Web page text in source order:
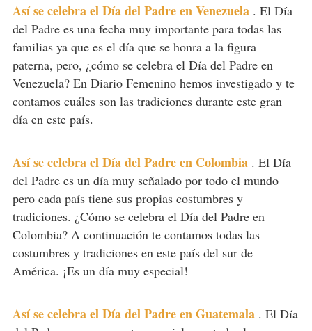
Así se celebra el Día del Padre en Venezuela . El Día
del Padre es una fecha muy importante para todas las
familias ya que es el día que se honra a la figura
paterna, pero, ¿cómo se celebra el Día del Padre en
Venezuela? En Diario Femenino hemos investigado y te
contamos cuáles son las tradiciones durante este gran
día en este país.
Así se celebra el Día del Padre en Colombia . El Día
del Padre es un día muy señalado por todo el mundo
pero cada país tiene sus propias costumbres y
tradiciones. ¿Cómo se celebra el Día del Padre en
Colombia? A continuación te contamos todas las
costumbres y tradiciones en este país del sur de
América. ¡Es un día muy especial!
Así se celebra el Día del Padre en Guatemala . El Día